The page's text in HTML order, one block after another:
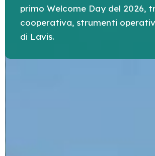
primo Welcome Day del 2026,
cooperativa, strumenti
di Lavis.